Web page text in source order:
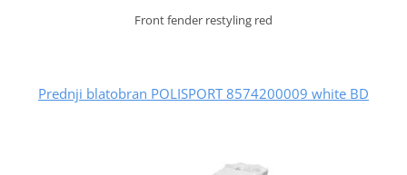
Front fender restyling red
Prednji blatobran POLISPORT 8574200009 white BD